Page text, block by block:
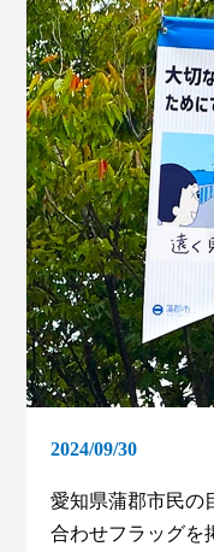
2024/09/30
愛知県蒲郡市民の
合わせフラッグを